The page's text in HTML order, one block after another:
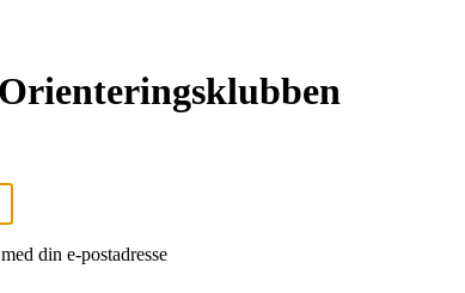
din e-postadresse